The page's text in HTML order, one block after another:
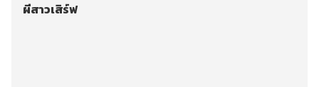
ผีสาวเสิร์ฟ